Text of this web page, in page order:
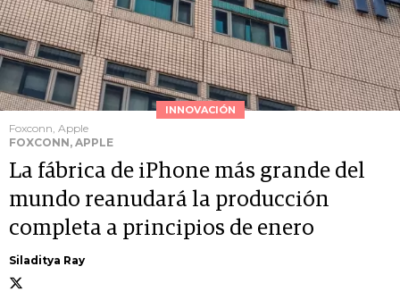
INNOVACIÓN
Foxconn, Apple
FOXCONN, APPLE
La fábrica de iPhone más grande del
mundo reanudará la producción
completa a principios de enero
Siladitya Ray